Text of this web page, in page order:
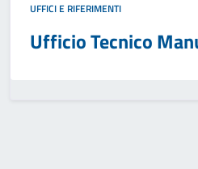
UFFICI E RIFERIMENTI
Ufficio Tecnico